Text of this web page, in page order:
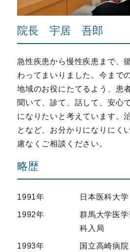
院長 宇居 吾郎
急性疾患から慢性疾患まで、
わってまいりました。今まで
地域のお役にたてるよう、患
聞いて、診て、話して、安心
になりたいと考えています。
となど、お分かりになりにく
慮なくご相談ください。
略歴
1991年 日本医科大
1992年
群馬大学医
科入局
1993年
国立高崎病